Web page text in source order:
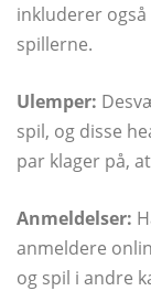
inkluderer
spillerne.
Ulemper:
spil, og disse
par klager på,
Anmeldelser:
anmeldere
og spil i andre